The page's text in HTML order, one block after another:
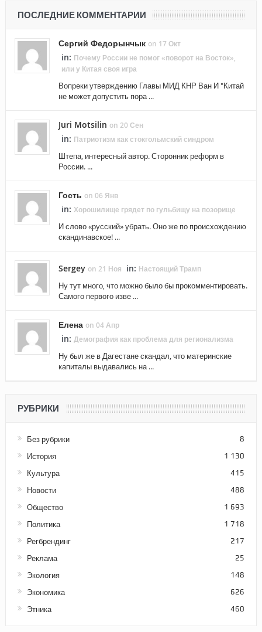
ПОСЛЕДНИЕ КОММЕНТАРИИ
Сергий Федорынчык on 17 Окт
in: Почему России не помог «поворот на Восток»,
или у Китая своя игра
Вопреки утверждению Главы МИД КНР Ван И "Китай
не может допустить пора ...
Juri Motsilin on 20 Сен
in: Патриотизм как стокгольмский синдром
Штепа, интересный автор. Сторонник реформ в
России. ...
Гость on 06 Янв
in: Хорошилище грядет по гульбищу на позорище
И слово «русский» убрать. Оно же по происхождению
скандинавское! ...
Sergey on 21 Ноя in: Настоящий Трамп
Ну тут много, что можно было бы прокомментировать.
Самого первого изве ...
Елена on 04 Апр
in: Демография как проблема для регионализма
Ну был же в Дагестане скандал, что материнские
капиталы выдавались на ...
РУБРИКИ
Без рубрики 8
История 1 130
Культура 415
Новости 488
Общество 1 693
Политика 1 718
Регбрендинг 217
Реклама 25
Экология 148
Экономика 626
Этника 460